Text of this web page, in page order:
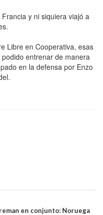
y ni siquiera viajó a
Libre en Cooperativa, esas
entrenar de manera
en la defensa por Enzo
en conjunto: Noruega